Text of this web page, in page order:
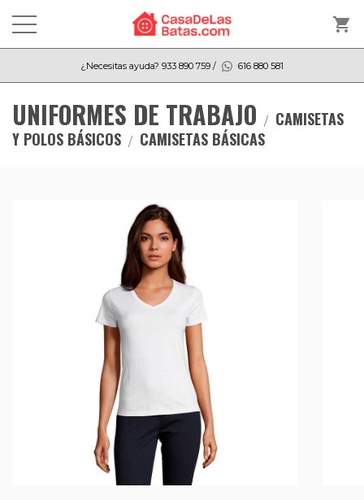
shopping_cart
¿Necesitas ayuda? 933 890 759 / 616 880 581
UNIFORMES DE TRABAJO
CAMISETAS
Y POLOS BÁSICOS
CAMISETAS BÁSICAS